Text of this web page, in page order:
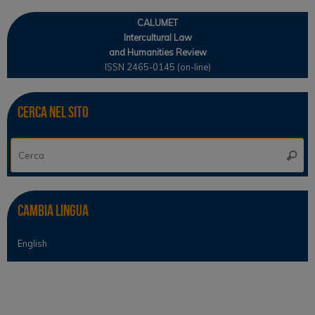
CALUMET
Intercultural Law
and Humanities Review
ISSN 2465-0145 (on-line)
Cerca nel sito
Cerca
Cambia lingua
English